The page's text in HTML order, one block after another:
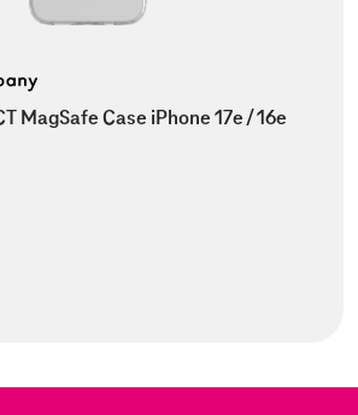
MagSafe Case iPhone 17e / 16e